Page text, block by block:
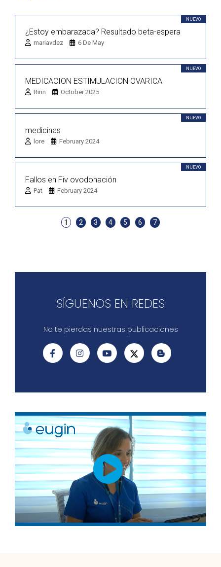
NUEVO
¿Estoy embarazada? Resultado beta-espera
mariavdez 6 De May
NUEVO
MEDICACION ESTIMULACION OVARICA
Rinn October 2025
NUEVO
medicinas
lore February 2024
NUEVO
Fallos en Fiv ovodonación
Pat February 2024
1 2 3 4 5 6 7
SÍGUENOS EN REDES
No te pierdas nuestras publicaciones